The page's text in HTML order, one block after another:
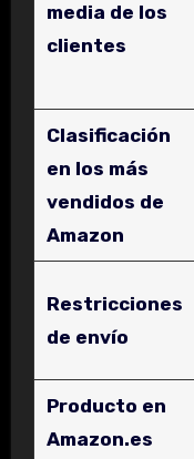
media de los
clientes
Clasificación
en los más
vendidos de
Amazon
Restricciones
de envío
Producto en
Amazon.es